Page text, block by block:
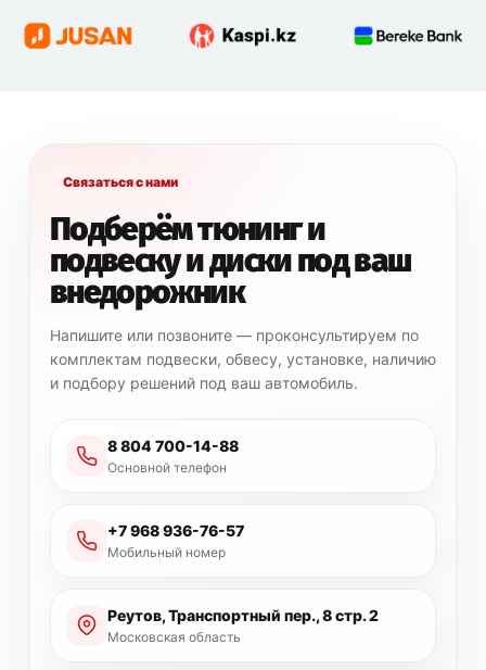
плотные.
Связаться с нами
Подберём тюнинг и
подвеску и диски под ваш
внедорожник
Напишите или позвоните — проконсультируем по
комплектам подвески, обвесу, установке, наличию
и подбору решений под ваш автомобиль.
8 804 700-14-88
Основной телефон
+7 968 936-76-57
Мобильный номер
Реутов, Транспортный пер., 8 стр. 2
Московская область